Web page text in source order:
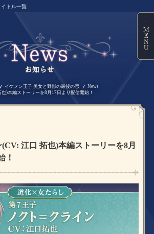
イトル一覧
イケメン王子 美女と野獣の最後の恋
News
也)本編ストーリーを8月17日より配信開始！
江口 拓也)本編ストーリーを8月
！